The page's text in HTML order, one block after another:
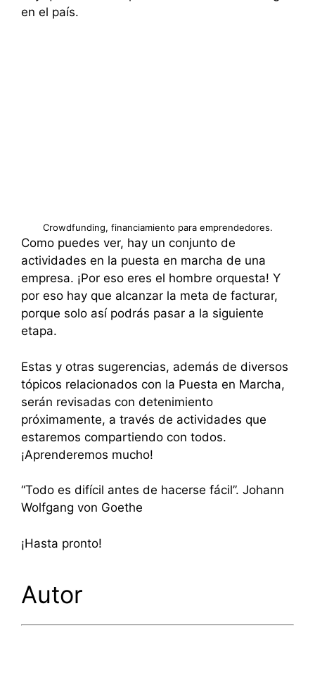
en el país.
Crowdfunding, financiamiento para emprendedores.
Como puedes ver, hay un conjunto de
actividades en la puesta en marcha de una
empresa. ¡Por eso eres el hombre orquesta! Y
por eso hay que alcanzar la meta de facturar,
porque solo así podrás pasar a la siguiente
etapa.
Estas y otras sugerencias, además de diversos
tópicos relacionados con la Puesta en Marcha,
serán revisadas con detenimiento
próximamente, a través de actividades que
estaremos compartiendo con todos.
¡Aprenderemos mucho!
“Todo es difícil antes de hacerse fácil”. Johann
Wolfgang von Goethe
¡Hasta pronto!
Autor